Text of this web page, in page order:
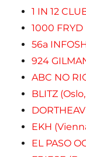
1 IN 12
1000
56a
924
ABC NO
BLITZ
EKH
EL PASO